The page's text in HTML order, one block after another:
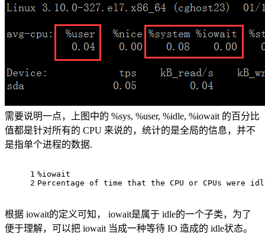
需要说明一点，上图中的 %sys, %user, %idle, %iowait 的百分比
值都是针对所有的 CPU 来说的，统计的是全局的信息，并不
是指单个进程的数据.
1
2
%iowait
Percentage of time that the CPU or CPUs were
根据 iowait的定义可知， iowait是属于 idle的一个子类，为了
便于理解，可以把 iowait 当成一种等待 IO 造成的 idle状态。